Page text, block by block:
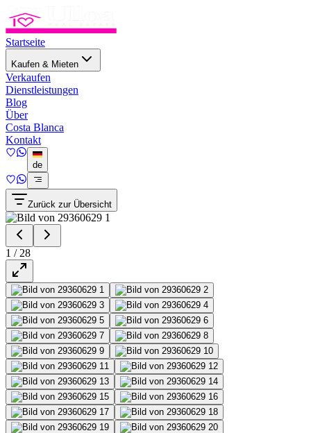
Startseite
Kaufen & Mieten
Verkaufen
Dienstleistungen
Blog
Über
Costa Blanca
Kontakt
de
Zurück zur Übersicht
1 / 28